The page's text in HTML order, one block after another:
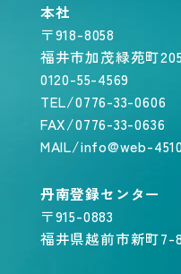
本社
〒918-8058
福井市加茂緑苑町
0120-55-4569
TEL/0776-33-0606
FAX/0776-33-0636
MAIL/info@web-
丹南登録センター
〒915-0883
福井県越前市新町7-